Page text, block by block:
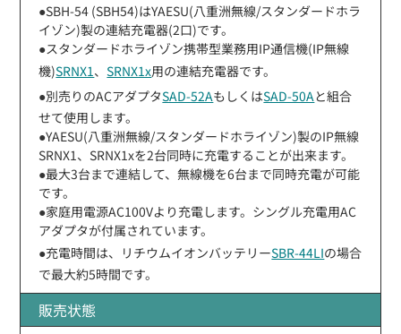
●SBH-54 (SBH54)はYAESU(八重洲無線/スタンダードホラ
イゾン)製の連結充電器(2口)です。
●スタンダードホライゾン携帯型業務用IP通信機(IP無線
機)SRNX1 、SRNX1x用の連結充電器です。
●別売りのACアダプタSAD-52AもしくはSAD-50Aと組合
せて使用します。
●YAESU(八重洲無線/スタンダードホライゾン)製のIP無線
SRNX1、SRNX1xを2台同時に充電することが出来ます。
●最大3台まで連結して、無線機を6台まで同時充電が可能
です。
●家庭用電源AC100Vより充電します。シングル充電用AC
アダプタが付属されています。
●充電時間は、リチウムイオンバッテリーSBR-44LIの場合
で最大約5時間です。
販売状態